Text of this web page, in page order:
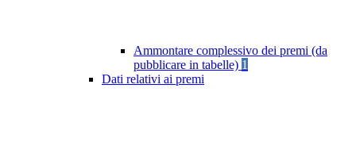
Ammontare complessivo dei premi (da
pubblicare in tabelle) 1
Dati relativi ai premi